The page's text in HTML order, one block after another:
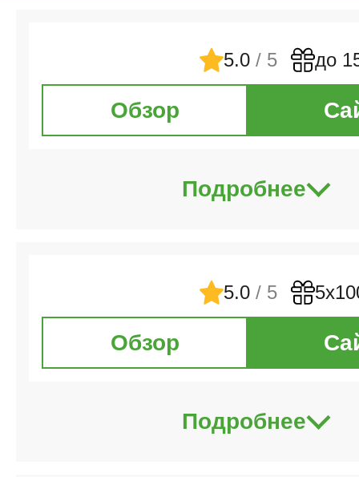
5.0 / 5 до
Обзор
Подробнее
5.0 / 5
Обзор
Подробнее